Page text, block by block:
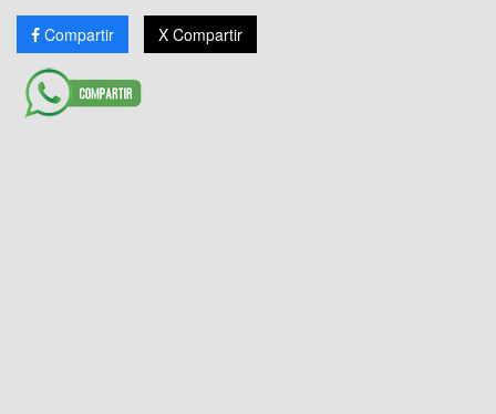
Compartir X Compartir